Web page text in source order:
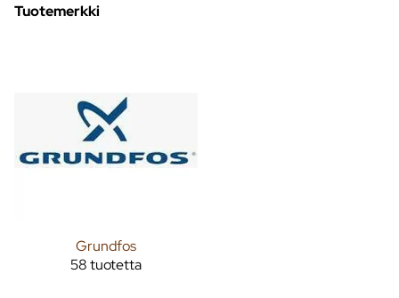
Tuotemerkki
Grundfos
58 tuotetta